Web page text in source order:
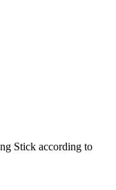
Stick according to